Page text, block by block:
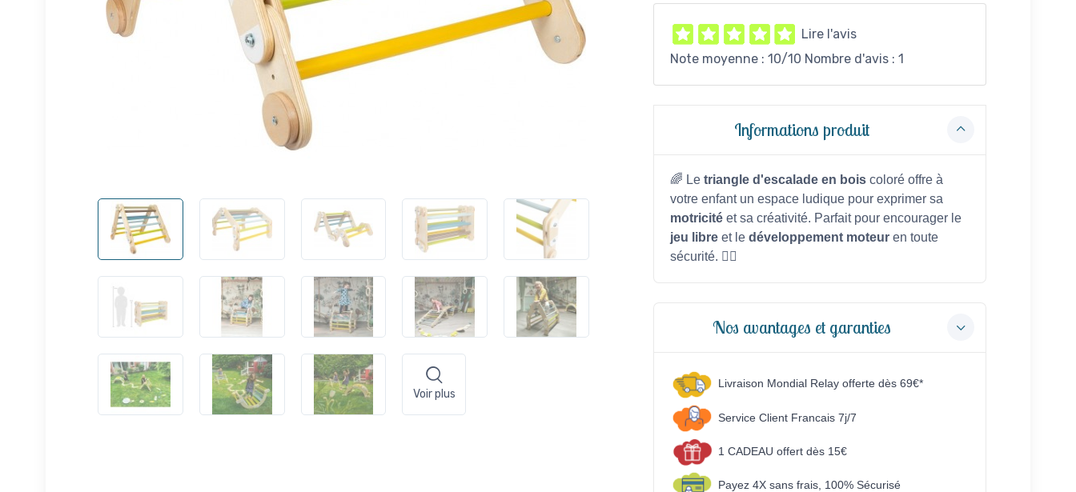
Voir plus
Lire l'avis
Note moyenne : 10/10 Nombre d'avis : 1
Informations produit
🌈 Le triangle d'escalade en boiscoloré offre à
votre enfant un espace ludique pour exprimer sa
motricitéet sa créativité. Parfait pour encourager le
jeu libreet le développement moteuren toute
sécurité. 🤸‍♀️
Nos avantages et garanties
Livraison Mondial Relay offerte dès 69€*
Service Client Francais 7j/7
1 CADEAU offert dès 15€
Payez 4X sans frais, 100% Sécurisé